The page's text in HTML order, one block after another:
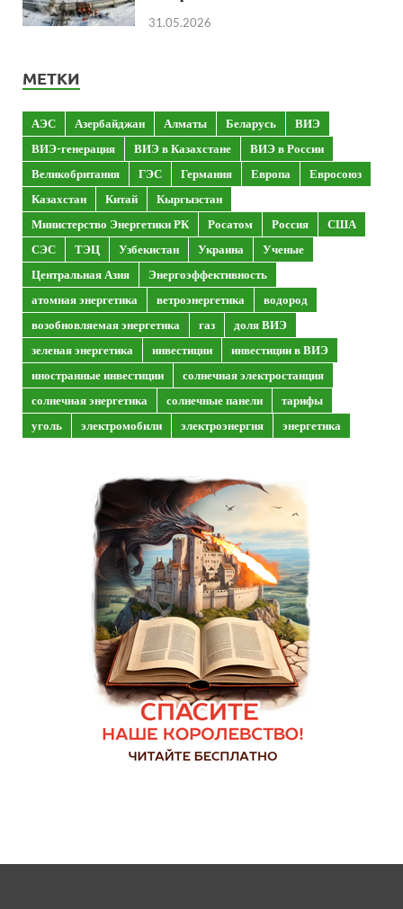
31.05.2026
МЕТКИ
АЭС Азербайджан Алматы Беларусь
ВИЭ
ВИЭ-генерация
ВИЭ в Казахстане
ВИЭ в России
Великобритания
ГЭС Германия Европа
Евросоюз
Казахстан
Китай
Кыргызстан
Министерство Энергетики РК
Росатом Россия
США
СЭС
ТЭЦ Узбекистан Украина
Ученые
Центральная Азия
Энергоэффективность
атомная энергетика
ветроэнергетика
водород
возобновляемая энергетика
газ
доля ВИЭ
зеленая энергетика
инвестиции
инвестиции в ВИЭ
иностранные инвестиции
солнечная электростанция
солнечная энергетика
солнечные панели
тарифы
уголь
электромобили электроэнергия энергетика